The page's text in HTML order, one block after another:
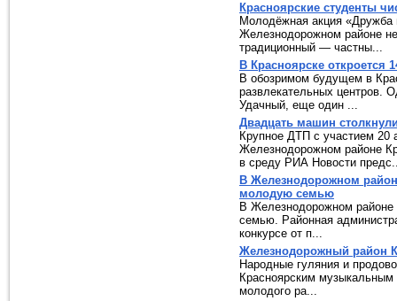
Красноярские студенты
Молодёжная акция «Дружба
Железнодорожном районе
традиционный — частны...
В Красноярске откроется
В обозримом будущем в
развлекательных центров.
Удачный, еще один ...
Двадцать машин
Крупное ДТП с участием 20
Железнодорожном районе
в среду РИА Новости
В Железнодорожном
молодую семью
В Железнодорожном
семью. Районная
конкурсе от п...
Железнодорожный район
Народные гуляния и
Красноярским музыкальным
молодого ра...